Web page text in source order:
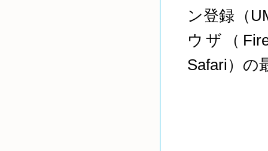
ン登録（
ウザ（
Safari）の